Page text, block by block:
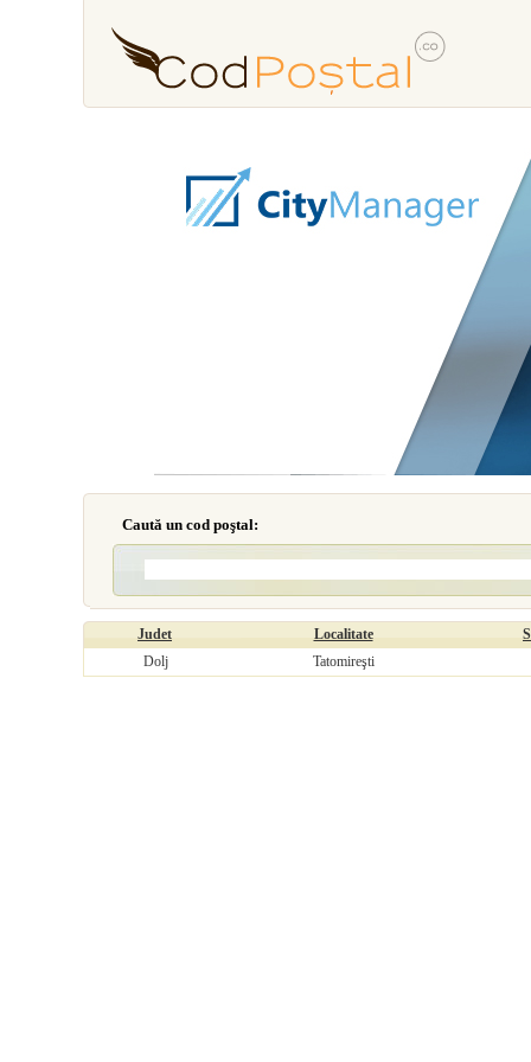
Caută un cod poştal:
Judet Localitate
Dolj
Tatomireşti